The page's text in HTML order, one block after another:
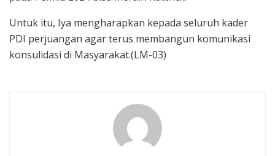
Untuk itu, Iya mengharapkan kepada seluruh kader
PDI perjuangan agar terus membangun komunikasi
konsulidasi di Masyarakat.(LM-03)